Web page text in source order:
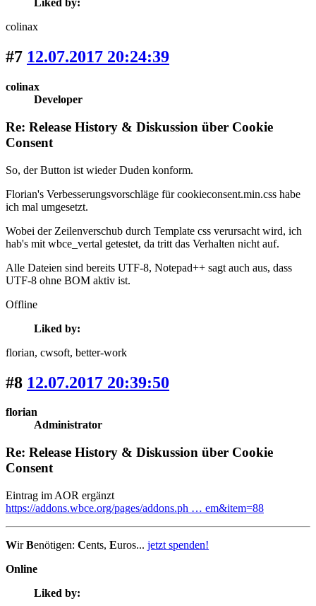
Liked by:
colinax
#7 12.07.2017 20:24:39
colinax
Developer
Re: Release History & Diskussion über Cookie
Consent
So, der Button ist wieder Duden konform.
Florian's Verbesserungsvorschläge für cookieconsent.min.css habe
ich mal umgesetzt.
Wobei der Zeilenverschub durch Template css verursacht wird, ich
hab's mit wbce_vertal getestet, da tritt das Verhalten nicht auf.
Alle Dateien sind bereits UTF-8, Notepad++ sagt auch aus, dass
UTF-8 ohne BOM aktiv ist.
Offline
Liked by:
florian, cwsoft, better-work
#8 12.07.2017 20:39:50
florian
Administrator
Re: Release History & Diskussion über Cookie
Consent
Eintrag im AOR ergänzt
https://addons.wbce.org/pages/addons.ph … em&item=88
WirBenötigen: Cents, Euros... jetzt spenden!
Online
Liked by: